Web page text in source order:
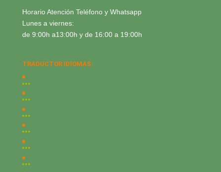
Horario Atención Teléfono y Whatsapp
Lunes a viernes:
de 9:00h a13:00h y de 16:00 a 19:00h
TRADUCTOR IDIOMAS: